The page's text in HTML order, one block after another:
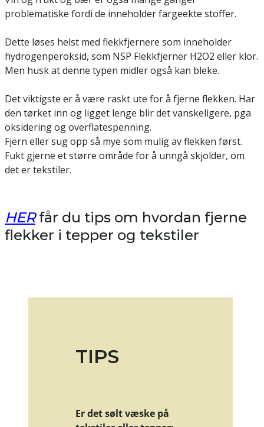
problematiske fordi de inneholder fargeekte stoffer.
Dette løses helst med flekkfjernere som inneholder
hydrogenperoksid, som NSP Flekkfjerner H2O2 eller klor.
Men husk at denne typen midler også kan bleke.
Det viktigste er å være raskt ute for å fjerne flekken. Har
den tørket inn og ligget lenge blir det vanskeligere, pga
oksidering og overflatespenning.
Fjern eller sug opp så mye som mulig av flekken først.
Fukt gjerne et større område for å unngå skjolder, om
det er tekstiler.
HER får du tips om hvordan fjerne
flekker i tepper og tekstiler
TIPS
Er det sølt væske på